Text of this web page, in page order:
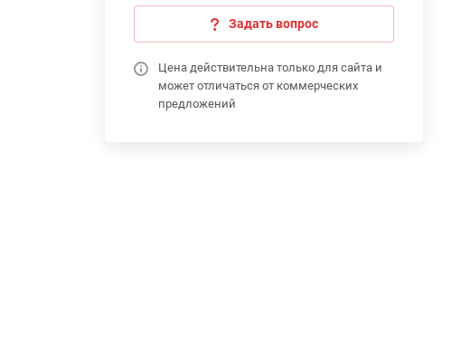
Задать вопрос
Цена действительна только для сайта и
может отличаться от коммерческих
предложений